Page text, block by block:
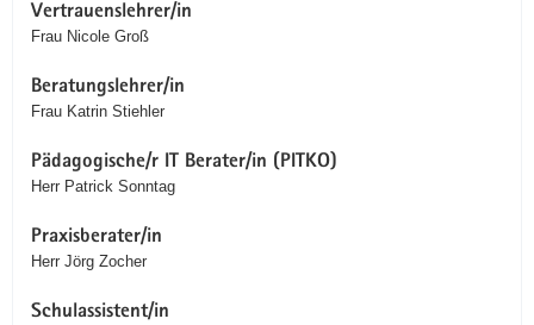
Vertrauenslehrer/in
Frau Nicole Groß
Beratungslehrer/in
Frau Katrin Stiehler
Pädagogische/r IT Berater/in (PITKO)
Herr Patrick Sonntag
Praxisberater/in
Herr Jörg Zocher
Schulassistent/in